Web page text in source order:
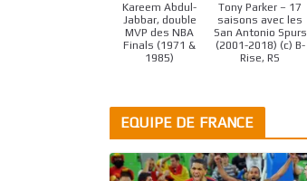
Kareem Abdul-
Jabbar, double
MVP des NBA
Finals (1971 &
1985)
Tony Parker – 17
saisons avec les
San Antonio Spurs
(2001-2018) (c) B-
Rise, RS
EQUIPE DE FRANCE